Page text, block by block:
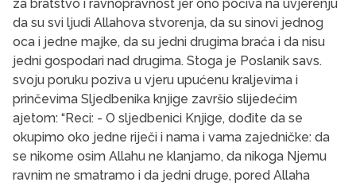
za bratstvo i ravnopravnost jer ono počiva na uvjerenju
da su svi ljudi Allahova stvorenja, da su sinovi jednog
oca i jedne majke, da su jedni drugima braća i da nisu
jedni gospodari nad drugima. Stoga je Poslanik savs.
svoju poruku poziva u vjeru upućenu kraljevima i
prinčevima Sljedbenika knjige završio slijedećim
ajetom: “Reci: - O sljedbenici Knjige, dođite da se
okupimo oko jedne riječi i nama i vama zajedničke: da
se nikome osim Allahu ne klanjamo, da nikoga Njemu
ravnim ne smatramo i da jedni druge, pored Allaha